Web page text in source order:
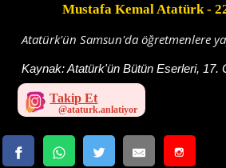
Mustafa Kemal Atatürk-
Atatürk'ün Samsun'da öğretmenlere
Kaynak:Atatürk'ün Bütün Eserleri, 17.
Takip Et